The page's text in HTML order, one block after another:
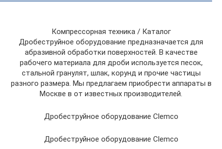
Компрессорная техника / Каталог
Дробеструйное оборудование предназначается для
абразивной обработки поверхностей. В качестве
рабочего материала для дроби используется песок,
стальной гранулят, шлак, корунд и прочие частицы
разного размера. Мы предлагаем приобрести аппараты в
Москве в от известных производителей.
Дробеструйное оборудование Clemco
Дробеструйное оборудование Clemco